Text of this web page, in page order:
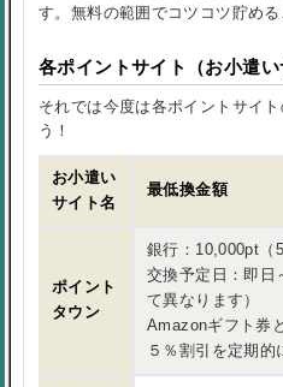
す。無料の範囲でコツコツ貯める
各ポイントサイト（お小遣
それでは今度は各ポイントサイ
う！
お小遣い
サイト名
最低換金額
ポイント
タウン
銀行：10,000pt（
交換予定日：即日
て異なります）
Amazonギフト券
５％割引を定期的